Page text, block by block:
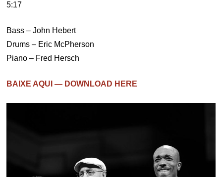
5:17
Bass – John Hebert
Drums – Eric McPherson
Piano – Fred Hersch
BAIXE AQUI — DOWNLOAD HERE